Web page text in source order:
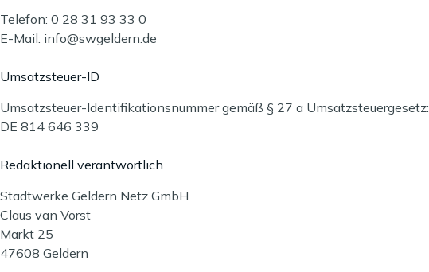
Telefon: 0 28 31 93 33 0
E-Mail: info@swgeldern.de
Umsatzsteuer-ID
Umsatzsteuer-Identifikationsnummer gemäß § 27 a Umsatzsteuergesetz:
DE 814 646 339
Redaktionell verantwortlich
Stadtwerke Geldern Netz GmbH
Claus van Vorst
Markt 25
47608 Geldern